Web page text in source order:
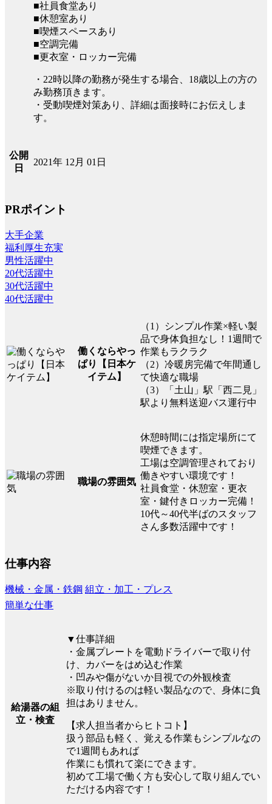
■社員食堂あり
■休憩室あり
■喫煙スペースあり
■空調完備
■更衣室・ロッカー完備
・22時以降の勤務が発生する場合、18歳以上の方の
み勤務頂きます。
・受動喫煙対策あり、詳細は面接時にお伝えしま
す。
公開
日
2021年 12月 01日
PRポイント
大手企業
福利厚生充実
男性活躍中
20代活躍中
30代活躍中
40代活躍中
働くならやっ
ぱり【日本ケ
イテム】
（1）シンプル作業×軽い製
品で身体負担なし！1週間で
作業もラクラク
（2）冷暖房完備で年間通し
て快適な職場
（3）「土山」駅「西二見」
駅より無料送迎バス運行中
職場の雰囲気
休憩時間には指定場所にて
喫煙できます。
工場は空調管理されており
働きやすい環境です！
社員食堂・休憩室・更衣
室・鍵付きロッカー完備！
10代～40代半ばのスタッフ
さん多数活躍中です！
仕事内容
機械・金属・鉄鋼 組立・加工・プレス
簡単な仕事
給湯器の組
立・検査
▼仕事詳細
・金属プレートを電動ドライバーで取り付
け、カバーをはめ込む作業
・凹みや傷がないか目視での外観検査
※取り付けるのは軽い製品なので、身体に負
担はありません。
【求人担当者からヒトコト】
扱う部品も軽く、覚える作業もシンプルなの
で1週間もあれば
作業にも慣れて楽にできます。
初めて工場で働く方も安心して取り組んでい
ただける内容です！